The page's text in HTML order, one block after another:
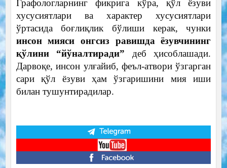
Графологларнинг фикрига кўра, қўл ёзуви
хусусиятлари ва характер хусусиятлари
ўртасида боғлиқлик бўлиши керак, чунки
инсон мияси онгсиз равишда ёзувчининг
қўлини “йўналтиради” деб ҳисоблашади.
Дарвоқе, инсон улғайиб, феъл-атвори ўзгарган
сари қўл ёзуви ҳам ўзгаришини мия иши
билан тушунтирадилар.